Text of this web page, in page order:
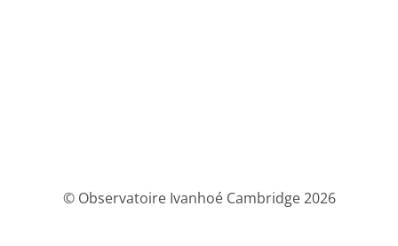
© Observatoire Ivanhoé Cambridge 2026